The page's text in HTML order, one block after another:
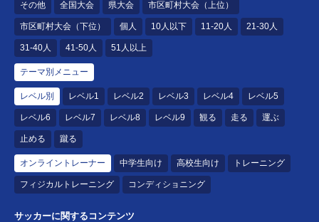
その他 全国大会 県大会 市区町村大会（上位）
市区町村大会（下位） 個人 10人以下 11-20人 21-30人
31-40人 41-50人 51人以上
テーマ別メニュー
レベル別 レベル1 レベル2 レベル3 レベル4 レベル5
レベル6 レベル7 レベル8 レベル9 観る 走る 運ぶ
止める 蹴る
オンライントレーナー 中学生向け 高校生向け トレーニング
フィジカルトレーニング コンディショニング
サッカーに関するコンテンツ